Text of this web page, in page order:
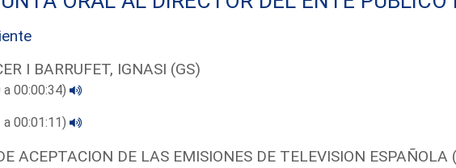
I BARRUFET, IGNASI (GS)
00:00:34)
00:01:11)
ACEPTACION DE LAS EMISIONES DE TELEVISION ESPAÑOLA